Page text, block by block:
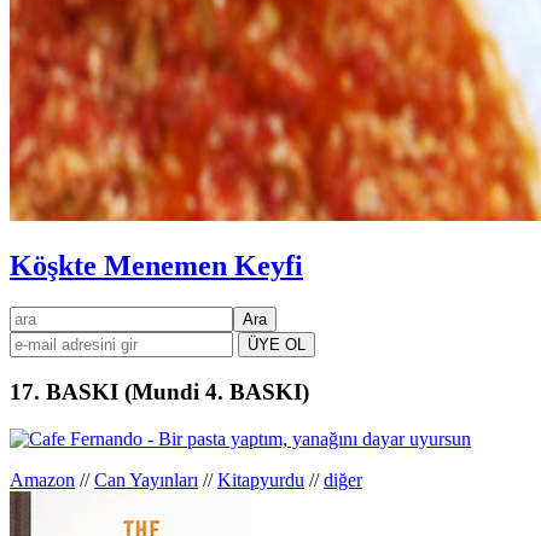
Köşkte Menemen Keyfi
Birincil
kenar
çubuğu
ara
17. BASKI (Mundi 4. BASKI)
Amazon //Can Yayınları //Kitapyurdu //diğer